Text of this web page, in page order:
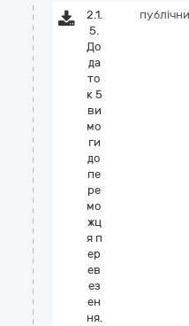
2.1.
5.
До
да
то
к 5
ви
мо
ги
до
пе
ре
мо
жц
я п
ер
ев
ез
ен
ня.